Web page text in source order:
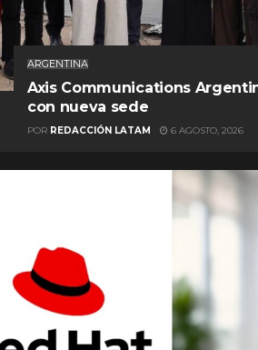
ARGENTINA
Axis Communications
con nueva sede
POR REDACCIÓN LATAM 6 AGOSTO, 2026